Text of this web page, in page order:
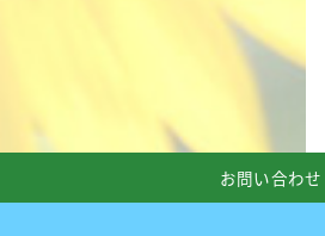
お問い合わせ